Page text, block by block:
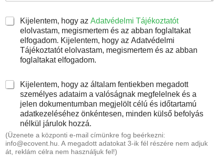
A
Kijelentem, hogy az Adatvédelmi Tájékoztatót
elolvastam, megismertem és az abban foglaltakat
elfogadom. Kijelentem, hogy az Adatvédelmi
Tájékoztatót elolvastam, megismertem és az abban
foglaltakat elfogadom.
H
á
r
Kijelentem, hogy az általam fentiekben megadott
személyes adataim a valóságnak megfelelnek és a
jelen dokumentumban megjelölt célú és időtartamú
adatkezeléséhez önkéntesen, minden külső befolyás
nélkül járulok hozzá.
(Üzenete a központi e-mail címünkre fog beérkezni:
info@ecovent.hu. A megadott adatokat 3-ik fél részére nem adjuk
át, reklám célra nem használjuk fel!)